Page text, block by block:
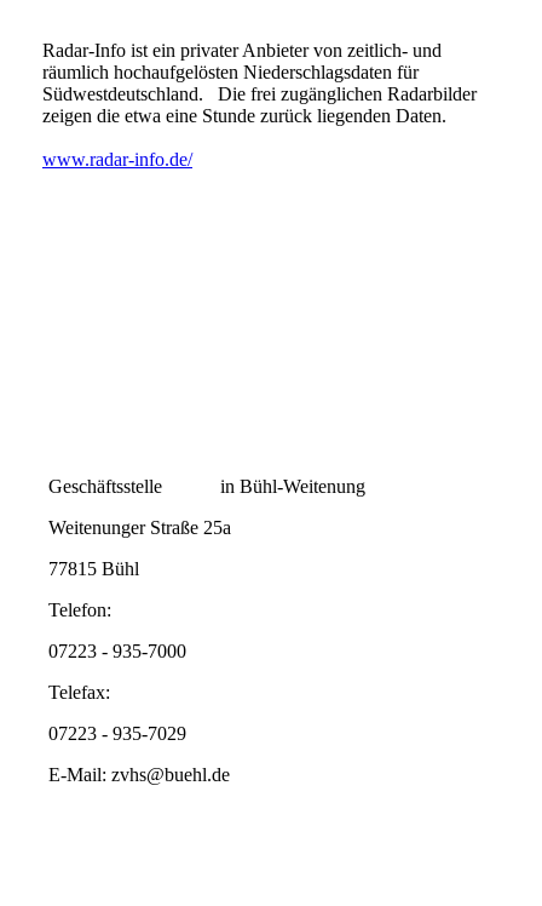
Radar-Info ist ein privater Anbieter von zeitlich- und
räumlich hochaufgelösten Niederschlagsdaten für
Südwestdeutschland. Die frei zugänglichen Radarbilder
zeigen die etwa eine Stunde zurück liegenden Daten.
www.radar-info.de/
Geschäftsstelle in Bühl-Weitenung
Weitenunger Straße 25a
77815 Bühl
Telefon:
07223 - 935-7000
Telefax:
07223 - 935-7029
E-Mail: zvhs@buehl.de